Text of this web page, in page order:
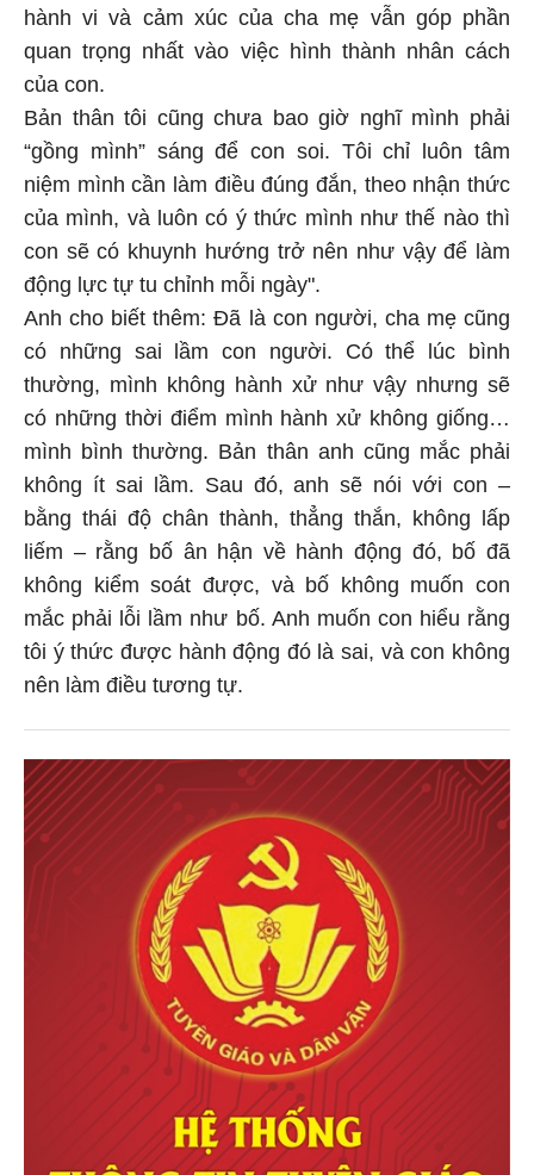
hành vi và cảm xúc của cha mẹ vẫn góp phần
quan trọng nhất vào việc hình thành nhân cách
của con.
Bản thân tôi cũng chưa bao giờ nghĩ mình phải
“gồng mình” sáng để con soi. Tôi chỉ luôn tâm
niệm mình cần làm điều đúng đắn, theo nhận thức
của mình, và luôn có ý thức mình như thế nào thì
con sẽ có khuynh hướng trở nên như vậy để làm
động lực tự tu chỉnh mỗi ngày".
Anh cho biết thêm: Đã là con người, cha mẹ cũng
có những sai lầm con người. Có thể lúc bình
thường, mình không hành xử như vậy nhưng sẽ
có những thời điểm mình hành xử không giống…
mình bình thường. Bản thân anh cũng mắc phải
không ít sai lầm. Sau đó, anh sẽ nói với con –
bằng thái độ chân thành, thẳng thắn, không lấp
liếm – rằng bố ân hận về hành động đó, bố đã
không kiểm soát được, và bố không muốn con
mắc phải lỗi lầm như bố. Anh muốn con hiểu rằng
tôi ý thức được hành động đó là sai, và con không
nên làm điều tương tự.